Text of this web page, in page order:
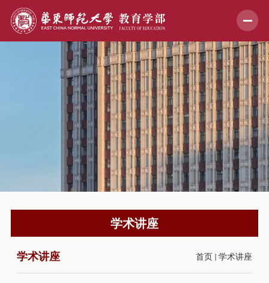
学术讲座
首页 学术讲座
学术讲座